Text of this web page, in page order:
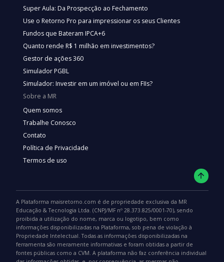
Super Aula: Da Prospecção ao Fechamento
Use o Retorno Pro para impressionar os seus Clientes
Fundos que Bateram IPCA+6
Quanto rende R$ 1 milhão em investimentos?
Gestor de ações 360
Simulador PGBL
Simulador: Investir em um imóvel ou em FIIs?
Sobre a MR
Quem somos
Trabalhe Conosco
Contato
Política de Privacidade
Termos de uso
A Plataforma maisretorno.com é de propriedade exclusiva da MR
Educação & Tecnologia Ltda. (CNPJ/MF nº 28.373.825/0001-70), sendo
proibida a utilização do nome, marca ou logotipo, bem como
informações disponibilizadas na Plataforma, sob pena de violação à
Propriedade Intelectual. Todas as informações disponibilizadas na
ferramenta são meramente informativas e foram obtidas a partir de
fontes públicas como a CVM. A plataforma não faz conferência individual